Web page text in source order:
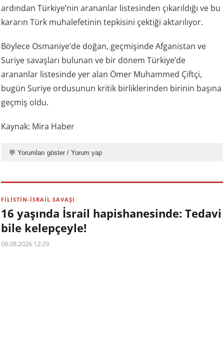
ardından Türkiye’nin arananlar listesinden çıkarıldığı ve bu
kararın Türk muhalefetinin tepkisini çektiği aktarılıyor.
Böylece Osmaniye’de doğan, geçmişinde Afganistan ve
Suriye savaşları bulunan ve bir dönem Türkiye’de
arananlar listesinde yer alan Ömer Muhammed Çiftçi,
bugün Suriye ordusunun kritik birliklerinden birinin başına
geçmiş oldu.
Kaynak: Mira Haber
💬 Yorumları göster / Yorum yap
FİLİSTİN-İSRAİL SAVAŞI
16 yaşında İsrail hapishanesinde: Tedavi
bile kelepçeyle!
09.08.2026 12:29